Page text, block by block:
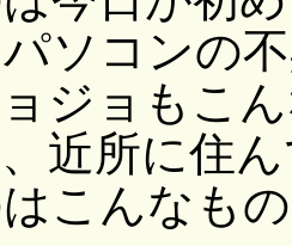
ソコンの
ジョもこ
近所に住
こんなも